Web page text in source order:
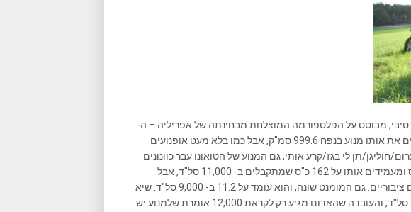
מבוסס על הפלטפורמה המוצלחת מבחינתה של אפריליה – ה-
). הם חולקים את אותו מנוע בנפח 999.6 סמ"ק, אבל כמו בלא מעט אופנועים
תן לי בגז/קרע אותי, גם המנוע של הטואונו עבר כוונונים
שונים המורידים את ההספק שלו בכ- 10 כ"ס ומעמידים אותו על 162 כ"ס שמתקבלים ב- 11,000 סל"ד, אבל
הופכים אותו ליותר נשלט ברחובות ובכבישים ציבוריים. גם המומנט שונה, והוא עומד על 11.2 ב- 9,000 סל"ד. שיא
המומנט מתחיל להיות מורגש לקראת 7,000 סל"ד, והעובדה שהאדום מגיע רק לקראת 12,000 אומרת שלמנוע יש